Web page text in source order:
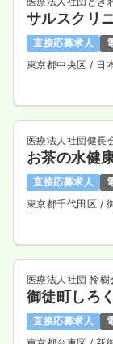
サルスクリ
直接応募求人
東京都中央区 / 日
医療法人社団健長
お茶の水健
直接応募求人
東京都千代田区 /
医療法人社団 怜樹
御徒町しろ
直接応募求人